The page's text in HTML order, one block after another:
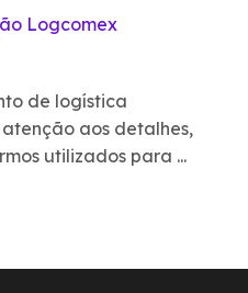
Logcomex
de logística
aos detalhes,
utilizados para ...